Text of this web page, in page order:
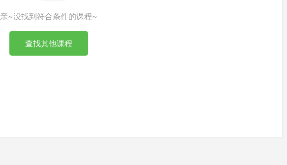
亲~没找到符合条件的课程~
查找其他课程